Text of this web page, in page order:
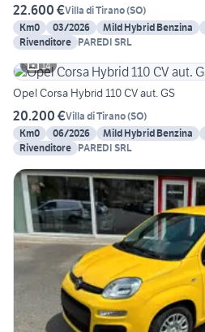
22.600 €Villa di Tirano(SO)
Km0
03/2026 Mild Hybrid Benzina
Rivenditore PAREDI SRL
14
Opel Corsa Hybrid 110 CV aut. GS
20.200 €Villa di Tirano(SO)
Km0
06/2026 Mild Hybrid Benzina
Rivenditore PAREDI SRL